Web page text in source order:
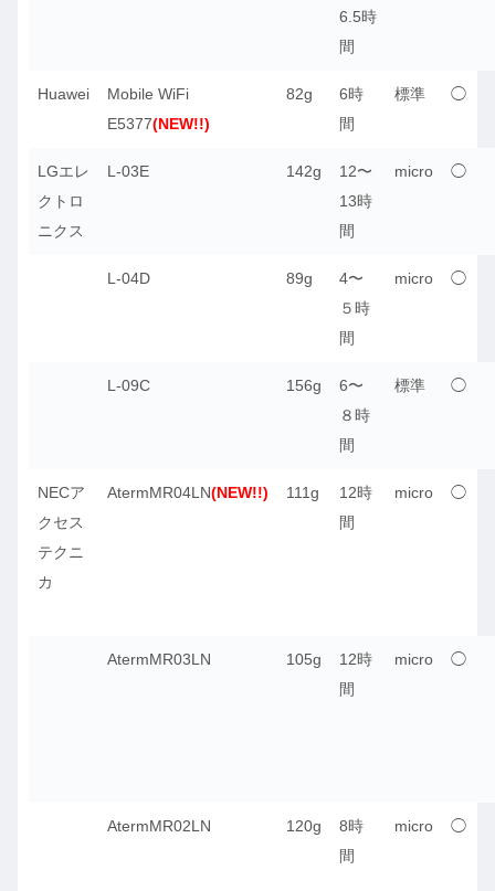
6.5時
間
Huawei
Mobile WiFi
E5377(NEW!!)
82g
6時
間
標準 ◯
LGエレ
クトロ
ニクス
L-03E 142g
12〜
13時
間
micro ◯
L-04D 89g
4〜
５時
間
micro ◯
L-09C 156g
6〜
８時
間
標準 ◯
NECア
クセス
テクニ
カ
AtermMR04LN(NEW!!) 111g
12時
間
micro ◯
AtermMR03LN 105g
12時
間
micro ◯
AtermMR02LN 120g
8時
間
micro ◯